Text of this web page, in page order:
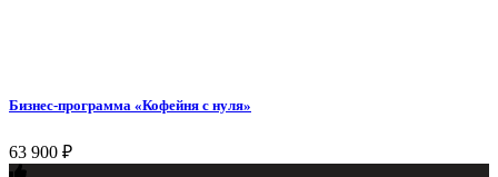
Бизнес-программа «Кофейня с нуля»
63 900 ₽